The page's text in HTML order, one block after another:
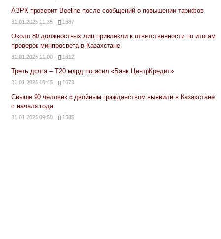
АЗРК проверит Beeline после сообщений о повышении тарифов
31.01.2025 11:35 1687
Около 80 должностных лиц привлекли к ответственности по итогам
проверок минпросвета в Казахстане
31.01.2025 11:00 1612
Треть долга – Т20 млрд погасил «Банк ЦентрКредит»
31.01.2025 10:45 1673
Свыше 90 человек с двойным гражданством выявили в Казахстане
с начала года
31.01.2025 09:50 1585